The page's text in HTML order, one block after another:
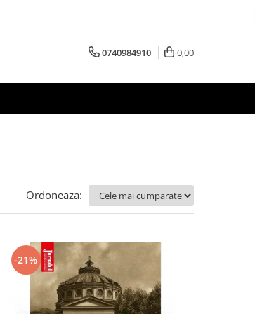
0740984910 0,00
Ordoneaza:
-21%